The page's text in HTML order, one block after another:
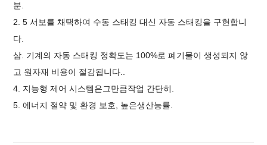
분
2.5 서보를 채택하여 수동 스태킹 대신 자동 스태킹을 구현합니
다.
삼. 기계의 자동 스태킹 정확도는 100%로 폐기물이 생성되지 않
고 원자재 비용이 절감됩니다.
4. 지능형 제어 시스템은그만큼작업 간단히
5.에너지 절약 및 환경 보호, 높은생산능률